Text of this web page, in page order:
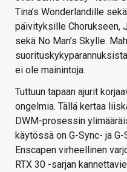
Tina’s Wonderlandille
päivityksille Chorukseen,
sekä No Man’s Skylle.
ei ole mainintoja.
Tuttuun tapaan ajurit
ongelmia. Tällä kertaa
DWM-prosessin
käytössä on G-Sync- ja
Enscapen virheellinen
RTX 30 -sarjan